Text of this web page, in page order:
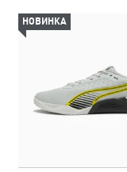
НОВИНКА